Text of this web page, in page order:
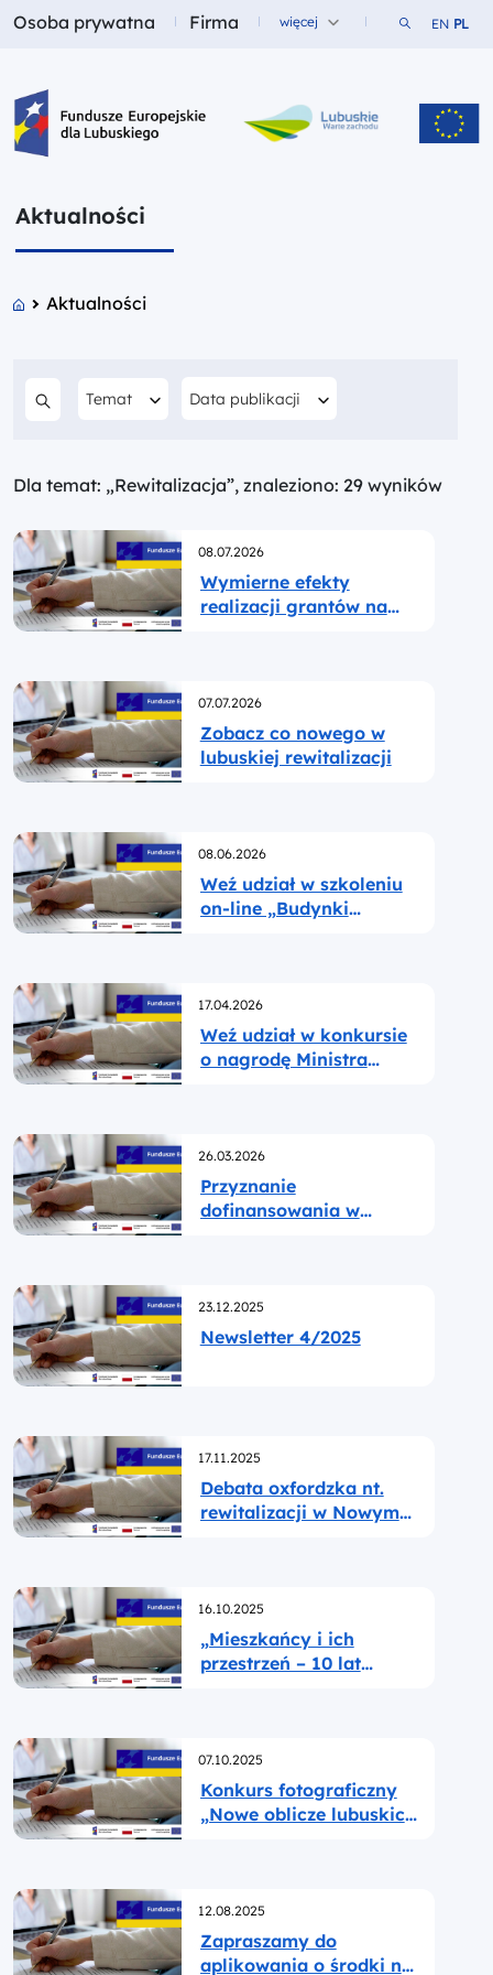
Fundusze dla
Osoba prywatna Fundusze dla
Firma więcej Szukaj w
EN PL
Fundusze Europejskie dla Lubuskiego
Aktualności
Aktualności
Filtruj według
Temat Filtruj według
Data publikacji
Dla temat: „Rewitalizacja”, znaleziono: 29 wyników
Opublikowano
08.07.2026
Wymierne efekty
realizacji grantów na
Opublikowano
07.07.2026
Zobacz co nowego w
lubuskiej rewitalizacji
Opublikowano
08.06.2026
Weź udział w szkoleniu
on-line „Budynki
rewitalizacji”
Opublikowano
17.04.2026
Weź udział w konkursie
o nagrodę Ministra
Opublikowano
26.03.2026
Przyznanie
dofinansowania w
001/25
Opublikowano
23.12.2025
Newsletter 4/2025
Opublikowano
17.11.2025
Debata oxfordzka nt.
rewitalizacji w Nowym
Opublikowano
16.10.2025
„Mieszkańcy i ich
przestrzeń – 10 lat
października 2025 r.
Opublikowano
07.10.2025
Konkurs fotograficzny
„Nowe oblicze lubuskich
Opublikowano
12.08.2025
Zapraszamy do
aplikowania o środki na